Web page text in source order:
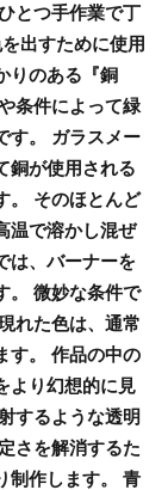
とつ手作業で丁
出すために使用
りのある『銅
条件によって緑
す。 ガラスメー
銅が使用される
。 そのほとんど
温で溶かし混ぜ
は、バーナーを
。 微妙な条件で
れた色は、通常
す。 作品の中の
より幻想的に見
するような透明
さを解消するた
制作します。 青